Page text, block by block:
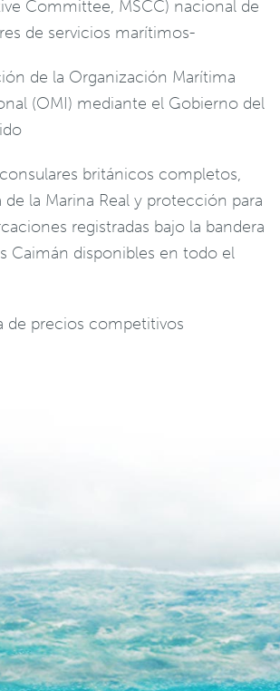
Committee, MSCC) nacional de
de servicios marítimos-
de la Organización Marítima
(OMI) mediante el Gobierno del
británicos completos,
de la Marina Real y protección para
registradas bajo la bandera
Caimán disponibles en todo el
de precios competitivos